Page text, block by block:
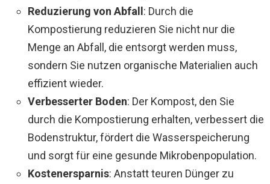
Reduzierung von Abfall: Durch die
Kompostierung reduzieren Sie nicht nur die
Menge an Abfall, die entsorgt werden muss,
sondern Sie nutzen organische Materialien auch
effizient wieder.
Verbesserter Boden: Der Kompost, den Sie
durch die Kompostierung erhalten, verbessert die
Bodenstruktur, fördert die Wasserspeicherung
und sorgt für eine gesunde Mikrobenpopulation.
Kostenersparnis: Anstatt teuren Dünger zu